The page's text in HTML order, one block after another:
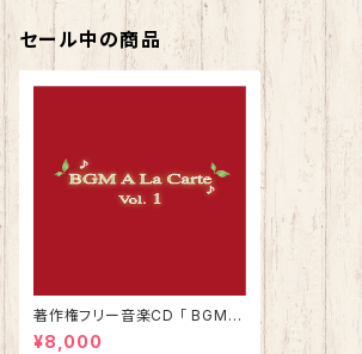
セール中の商品
著作権フリー音楽CD 「 BGMア
ラカルト Vol.1 」
¥8,000